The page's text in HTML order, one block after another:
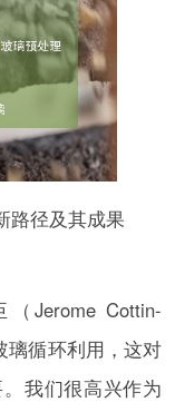
路径及其成果
Jerome Cottin-
璃循环利用，这对
我们很高兴作为